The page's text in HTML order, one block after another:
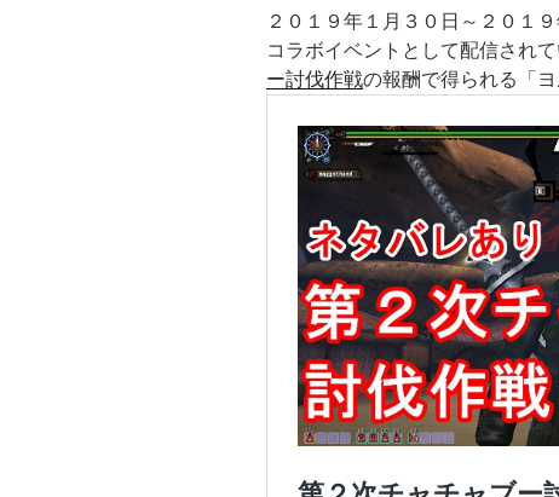
２０１９年１月３０日～２０１
コラボイベントとして配信されて
ー討伐作戦の報酬で得られる「